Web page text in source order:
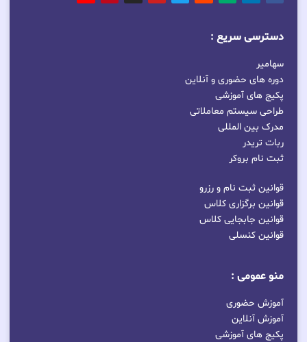
دسترسی سریع :
سهامیر
دوره های حضوری و آنلاین
پکیج های آموزشی
طراحی سیستم معاملاتی
مدرک بین المللی
ربات تریدر
ثبت نام بروکر
قوانین ثبت نام و رزرو
قوانین برگزاری کلاس
قوانین جابجایی کلاس
قوانین کنسلی
منو عمومی :
آموزش حضوری
آموزش آنلاین
پکیج های آموزشی